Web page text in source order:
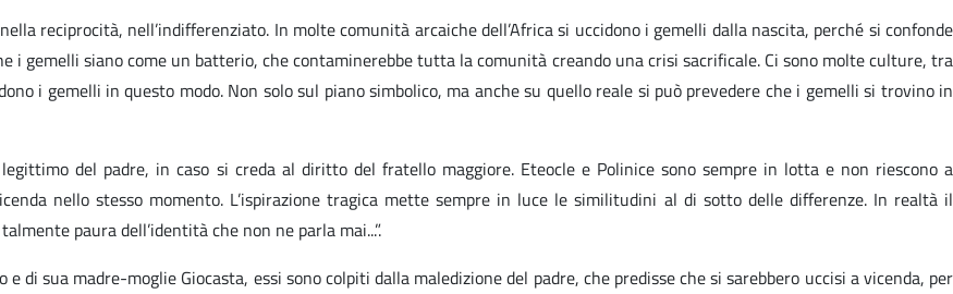
reciprocità, nell’indifferenziato. In molte comunità arcaiche dell’Africa si uccidono i gemelli dalla nascita, perché si confonde
i gemelli siano come un batterio, che contaminerebbe tutta la comunità creando una crisi sacrificale. Ci sono molte culture, tra
i gemelli in questo modo. Non solo sul piano simbolico, ma anche su quello reale si può prevedere che i gemelli si trovino in
del padre, in caso si creda al diritto del fratello maggiore. Eteocle e Polinice sono sempre in lotta e non riescono a
nello stesso momento. L’ispirazione tragica mette sempre in luce le similitudini al di sotto delle differenze. In realtà il
paura dell’identità che non ne parla mai...”.
di sua madre-moglie Giocasta, essi sono colpiti dalla maledizione del padre, che predisse che si sarebbero uccisi a vicenda, per